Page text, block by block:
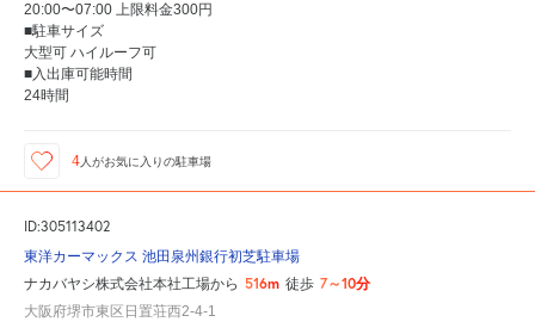
20:00〜07:00 上限料金300円
■駐車サイズ
大型可 ハイルーフ可
■入出庫可能時間
24時間
4人がお気に入りの駐車場
ID:305113402
東洋カーマックス 池田泉州銀行初芝駐車場
ナカバヤシ株式会社本社工場から 516m 徒歩 7～10分
大阪府堺市東区日置荘西2-4-1